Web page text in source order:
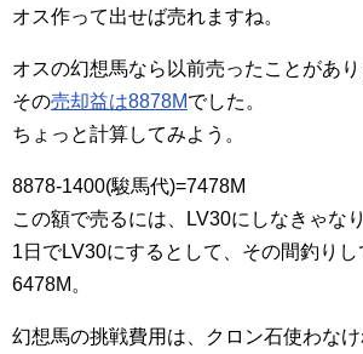
オス作って出せば売れますね。
オスの幻想馬なら以前売ったことがあり
その売却益は8878Mでした。
ちょっと計算してみよう。
8878-1400(駿馬代)=7478M
この額で売るには、LV30にしなきゃな
1日でLV30にするとして、その間釣り
6478M。
幻想馬の挑戦費用は、クロン石使わな